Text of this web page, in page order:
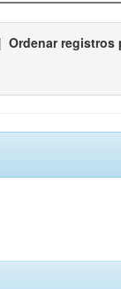
| Ordenar registros